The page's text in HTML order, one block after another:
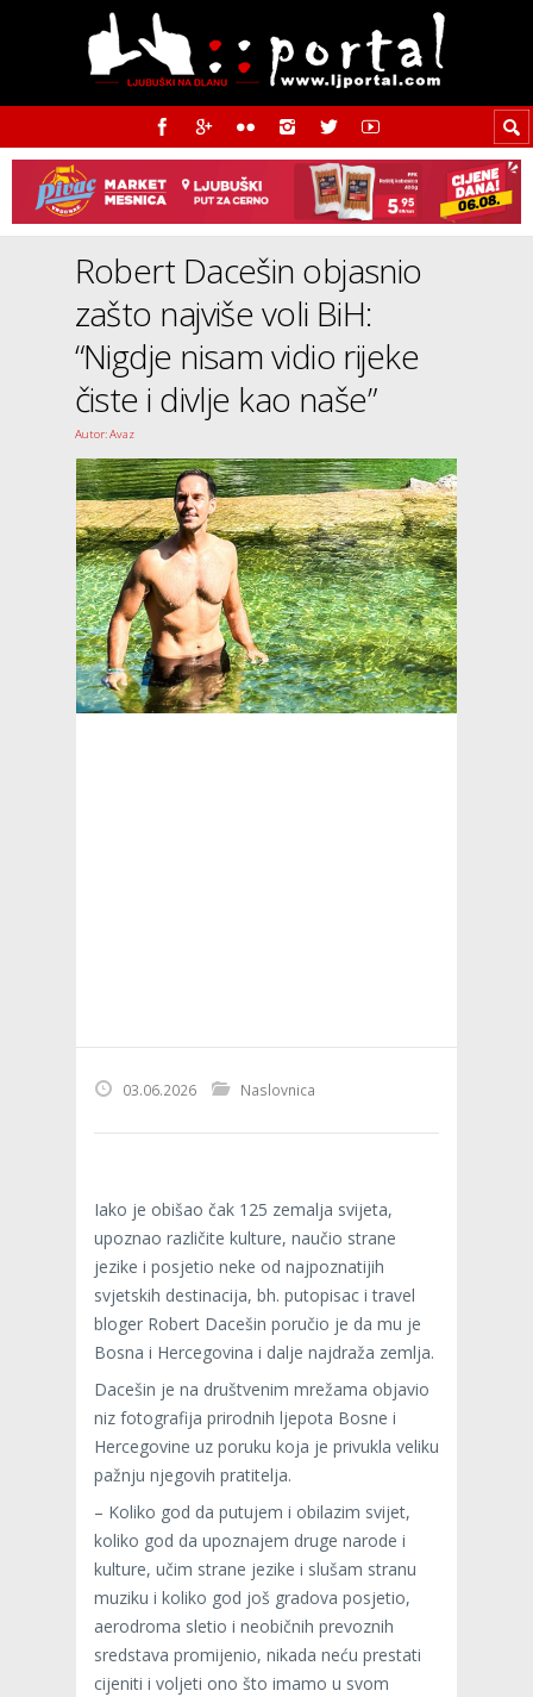
Robert Dacešin objasnio
zašto najviše voli BiH:
“Nigdje nisam vidio rijeke
čiste i divlje kao naše”
Autor: Avaz
03.06.2026 Naslovnica
Iako je obišao čak 125 zemalja svijeta,
upoznao različite kulture, naučio strane
jezike i posjetio neke od najpoznatijih
svjetskih destinacija, bh. putopisac i travel
bloger Robert Dacešin poručio je da mu je
Bosna i Hercegovina i dalje najdraža zemlja.
Dacešin je na društvenim mrežama objavio
niz fotografija prirodnih ljepota Bosne i
Hercegovine uz poruku koja je privukla veliku
pažnju njegovih pratitelja.
– Koliko god da putujem i obilazim svijet,
koliko god da upoznajem druge narode i
kulture, učim strane jezike i slušam stranu
muziku i koliko god još gradova posjetio,
aerodroma sletio i neobičnih prevoznih
sredstava promijenio, nikada neću prestati
cijeniti i voljeti ono što imamo u svom